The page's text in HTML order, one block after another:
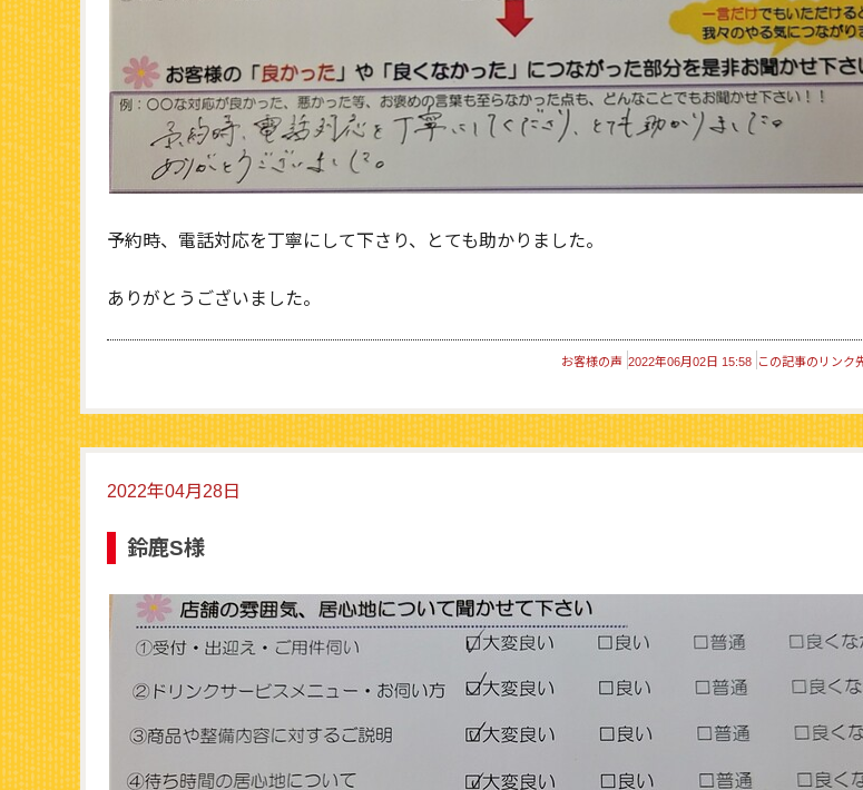
予約時、電話対応を丁寧にして下さり、とても助かりました。
ありがとうございました。
お客様の声 2022年06月02日 15:58 この記事のリンク
2022年04月28日
鈴鹿S様